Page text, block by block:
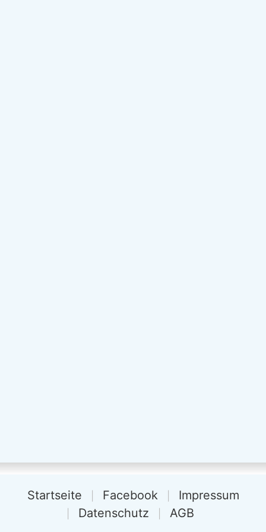
Startseite Facebook
Impressum
Datenschutz
AGB